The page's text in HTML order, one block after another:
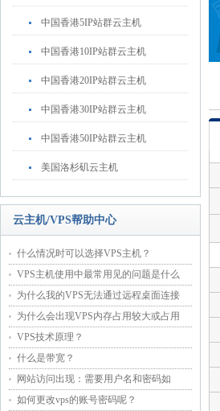
中国香港5IP站群云主机
中国香港10IP站群云主机
中国香港20IP站群云主机
中国香港30IP站群云主机
中国香港50IP站群云主机
美国洛杉矶云主机
云主机/VPS帮助中心
什么情况时可以选择VPS主机？
VPS主机使用中最常用见的问题是什么
为什么我的VPS无法通过远程桌面连接
为什么会出现VPS内存占用较大或占用
VPS技术原理？
什么是带宽？
网站访问出现：需要用户名和密码如
如何更改vps的账号密码呢？